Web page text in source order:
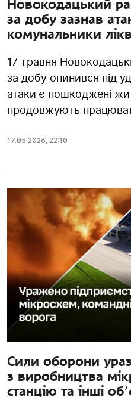
Новокодацький
за добу зазнав
комунальники
17 травня
за добу опинився під
атаки є пошкоджені
продовжують
17.05.2026, 22:10
Сили оборони
з виробництва
станцію та інші